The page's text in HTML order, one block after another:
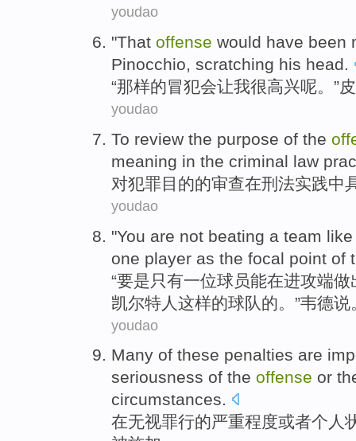
youdao
"That offense would have been
Pinocchio, scratching his head.
“那样的冒犯会让我很高兴呢。”皮
youdao
To review the purpose of the
meaning in the criminal law
对犯罪目的的审查在刑法实践中
youdao
"You are not beating a team like
one player as the focal point of
“要是 只有一位球员能在进攻端做
凯尔特人 这样的球队 的 。”韦德说
youdao
Many of these penalties are
seriousness of the offense or
circumstances.
在无视罪行的严重程度或者个人